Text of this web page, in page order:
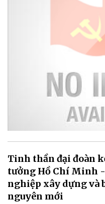
Tinh thần đại đoàn
tưởng Hồ Chí Minh
nghiệp xây dựng và
nguyên mới